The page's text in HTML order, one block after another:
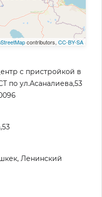
contributors, CC-BY-SA
с пристройкой в
по ул.Асаналиева,53
Ленинский